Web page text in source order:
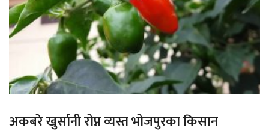
अकबरे खुर्सानी रोप्न व्यस्त भोजपुरका किसान